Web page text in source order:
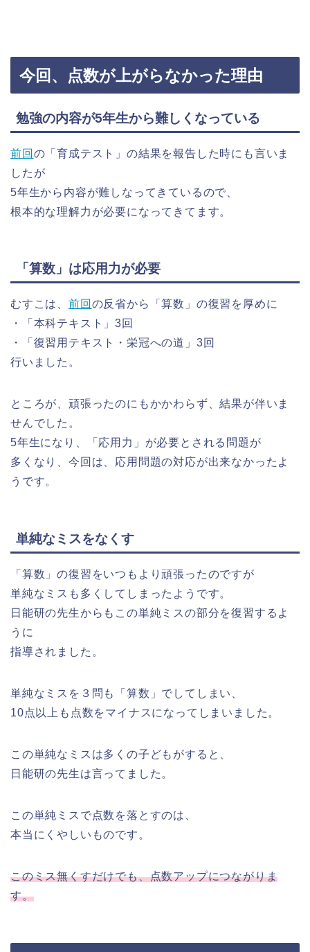
今回、点数が上がらなかった理由
勉強の内容が5年生から難しくなっている
前回 の「育成テスト」の結果を報告した時にも言いま
したが
5年生から内容が難しなってきているので、
根本的な理解力が必要になってきてます。
「算数」は応用力が必要
むすこは、 前回 の反省から「算数」の復習を厚めに
・「本科テキスト」3回
・「復習用テキスト・栄冠への道」3回
行いました。
ところが、頑張ったのにもかかわらず、結果が伴いま
せんでした。
5年生になり、「応用力」が必要とされる問題が
多くなり、今回は、応用問題の対応が出来なかったよ
うです。
単純なミスをなくす
「算数」の復習をいつもより頑張ったのですが
単純なミスも多くしてしまったようです。
日能研の先生からもこの単純ミスの部分を復習するよ
うに
指導されました。
単純なミスを３問も「算数」でしてしまい、
10点以上も点数をマイナスになってしまいました。
この単純なミスは多くの子どもがすると、
日能研の先生は言ってました。
この単純ミスで点数を落とすのは、
本当にくやしいものです。
このミス無くすだけでも、点数アップにつながりま
す。